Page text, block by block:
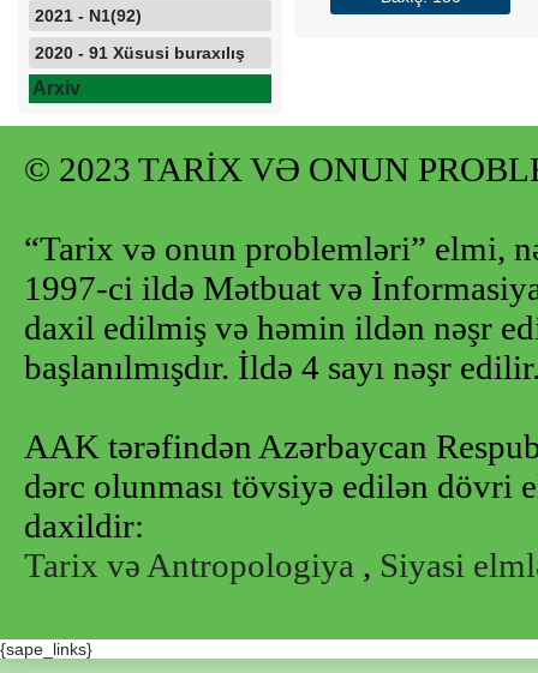
2021 - N1(92)
2020 - 91 Xüsusi buraxılış
Arxiv
© 2023 TARİX VƏ ONUN
“Tarix və onun problemləri” elmi,
1997-ci ildə Mətbuat və
daxil edilmiş və həmin ildən nəşr
başlanılmışdır. İldə 4 sayı nəşr
AAK tərəfindən Azərbaycan
dərc olunması tövsiyə edilən dövri
daxildir:
Tarix və Antropologiya , Siyasi
{sape_links}